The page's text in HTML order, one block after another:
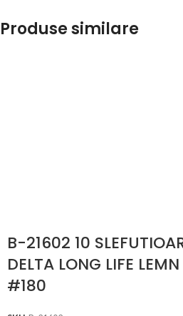
Produse similare
B-21602 10
DELTA LONG LIFE LEMN
#180